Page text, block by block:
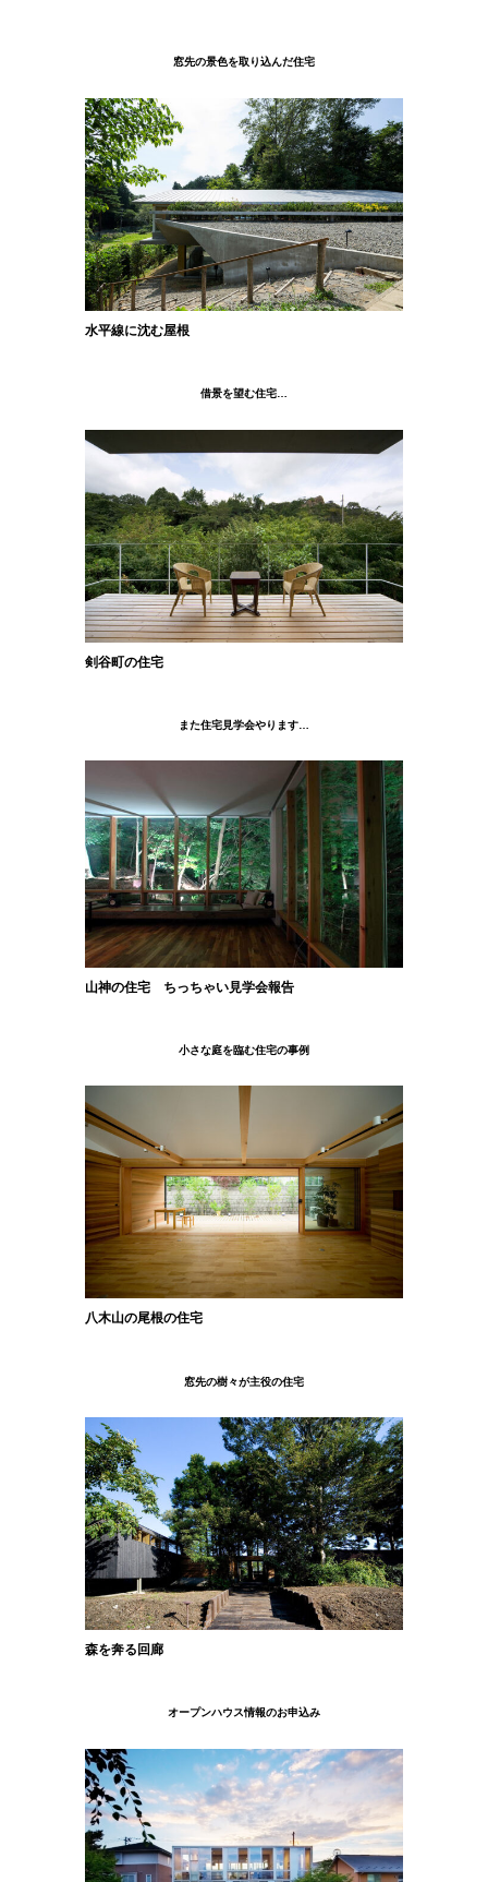
窓先の景色を取り込んだ住宅
水平線に沈む屋根
借景を望む住宅…
剣谷町の住宅
また住宅見学会やります…
山神の住宅 ちっちゃい見学会報告
小さな庭を臨む住宅の事例
八木山の尾根の住宅
窓先の樹々が主役の住宅
森を奔る回廊
オープンハウス情報のお申込み